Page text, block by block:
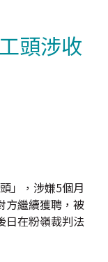
頭涉收
」，涉嫌5個月
方繼續獲聘，被
日在粉嶺裁判法